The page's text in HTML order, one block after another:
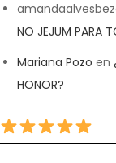
NO JEJUM PARA
Mariana Pozo en
HONOR?